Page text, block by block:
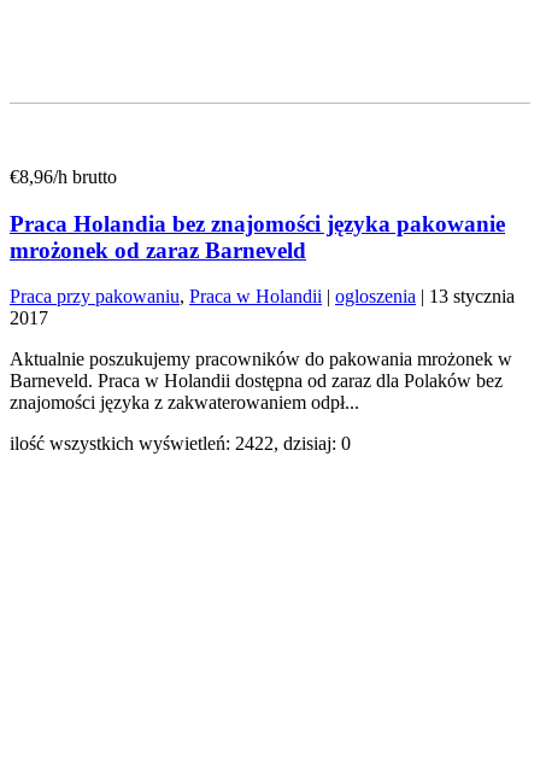
€8,96/h brutto
Praca Holandia bez znajomości języka pakowanie
mrożonek od zaraz Barneveld
Praca przy pakowaniu, Praca w Holandii | ogloszenia | 13 stycznia
2017
Aktualnie poszukujemy pracowników do pakowania mrożonek w
Barneveld. Praca w Holandii dostępna od zaraz dla Polaków bez
znajomości języka z zakwaterowaniem odpł...
ilość wszystkich wyświetleń: 2422, dzisiaj: 0